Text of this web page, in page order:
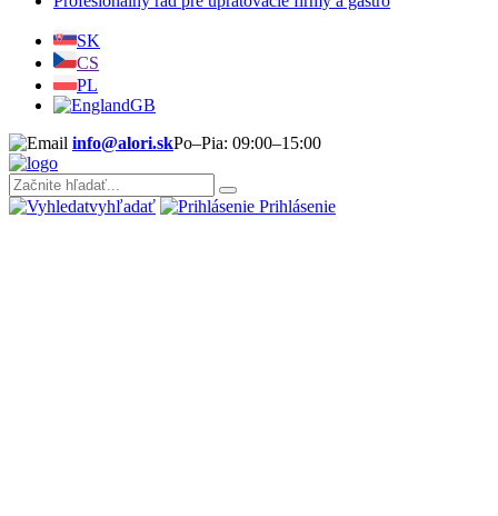
SK
CS
PL
GB
info@alori.skPo–Pia: 09:00–15:00
vyhľadať Prihlásenie